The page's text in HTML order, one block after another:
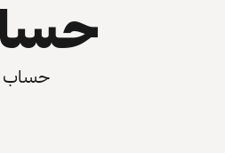
حساب